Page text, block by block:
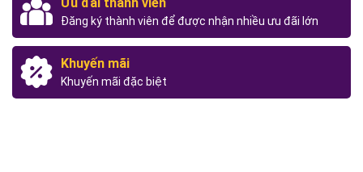
Đăng ký thành viên để được nhận nhiều ưu đãi lớn
Khuyến mãi
Khuyến mãi đặc biệt